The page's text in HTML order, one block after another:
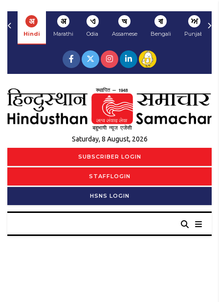
अ
Hindi
अ
Marathi
ଏ
Odia
অ
Assamese
বা
Bengali
ਅ
Punjabi
Saturday, 8 August, 2026
SUBSCRIBER LOGIN
STAFFLOGIN
HSNS LOGIN